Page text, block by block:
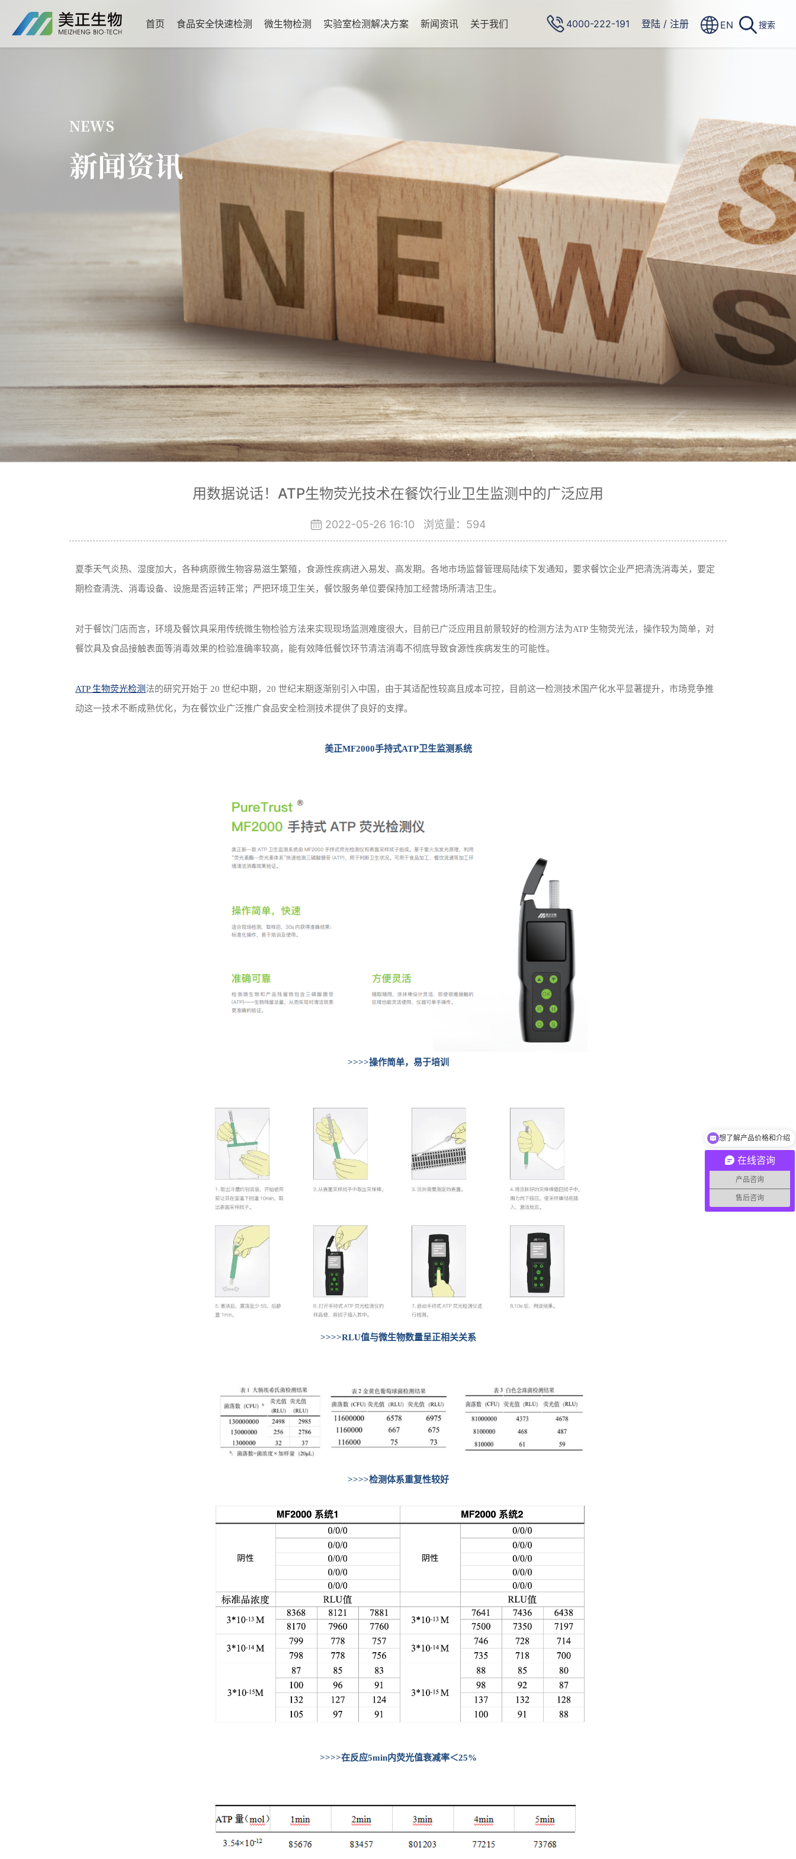
首页 食品安全快速检测 微生物检测 实验室检测解决方案 新闻资讯 关于我们 4000-222-191 登陆 / 注册 EN 搜索
NEWS
新闻资讯
用数据说话！ATP生物荧光技术在餐饮行业卫生监测中的广泛应用
2022-05-26 16:10 浏览量： 594
夏季天气炎热、湿度加大，各种病原微生物容易滋生繁殖，食源性疾病进入易发、高发期。各地市场监督管理局陆续下发通知，要求餐饮企业严把清洗消毒关，要定
期检查清洗、消毒设备、设施是否运转正常；严把环境卫生关，餐饮服务单位要保持加工经营场所清洁卫生。
对于餐饮门店而言，环境及餐饮具采用传统微生物检验方法来实现现场监测难度很大，目前已广泛应用且前景较好的检测方法为ATP 生物荧光法，操作较为简单，对
餐饮具及食品接触表面等消毒效果的检验准确率较高，能有效降低餐饮环节清洁消毒不彻底导致食源性疾病发生的可能性。
ATP 生物荧光检测 法的研究开始于 20 世纪中期，20 世纪末期逐渐别引入中国，由于其适配性较高且成本可控，目前这一检测技术国产化水平显著提升，市场竞争推
动这一技术不断成熟优化，为在餐饮业广泛推广食品安全检测技术提供了良好的支撑。
美正MF2000手持式ATP卫生监测系统
>>>>操作简单，易于培训
>>>>RLU值与微生物数量呈正相关关系
>>>>检测体系重复性较好
>>>>在反应5min内荧光值衰减率＜25%
在线咨询
产品咨询
售后咨询
想了解产品价格和介绍